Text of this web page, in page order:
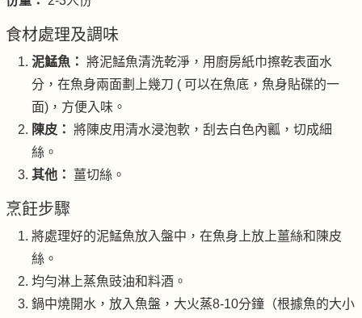
食材處理及調味
泥鯭魚： 將泥鯭魚清洗乾淨，用廚房紙巾擦乾表面水
分，在魚身兩面劃上幾刀 ( 可以在魚底，魚身貼碟的一
面)，方便入味。
陳皮： 將陳皮用清水浸泡軟，刮去白色內瓤，切成細
絲。
其他：
薑切絲。
烹飪步驟
將處理好的泥鯭魚放入盤中，在魚身上放上薑絲和陳皮
絲。
均勻淋上蒸魚豉油和料酒。
鍋中燒開水，放入魚盤，大火蒸8-10分鐘（根據魚的大小